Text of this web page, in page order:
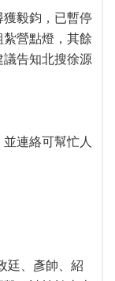
獲毅鈞，已暫停
營點燈，其餘
議告知北搜徐源
連絡可幫忙人
廷、彥帥、紹